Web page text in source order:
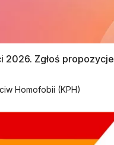
2026. Zgłoś propozycje
Homofobii (KPH)